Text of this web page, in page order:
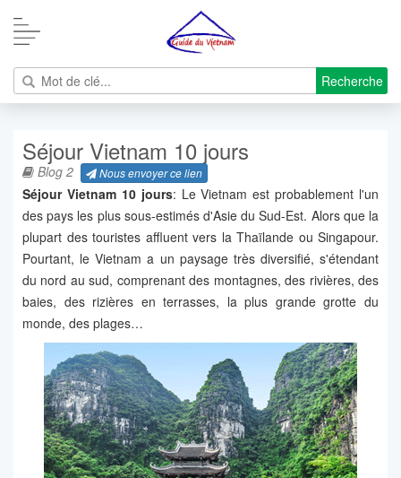
Recherche
Séjour Vietnam 10 jours
Blog 2 Nous envoyer ce lien
Séjour Vietnam 10 jours: Le Vietnam est probablement l'un
des pays les plus sous-estimés d'Asie du Sud-Est. Alors que la
plupart des touristes affluent vers la Thaïlande ou Singapour.
Pourtant, le Vietnam a un paysage très diversifié, s'étendant
du nord au sud, comprenant des montagnes, des rivières, des
baies, des rizières en terrasses, la plus grande grotte du
monde, des plages…